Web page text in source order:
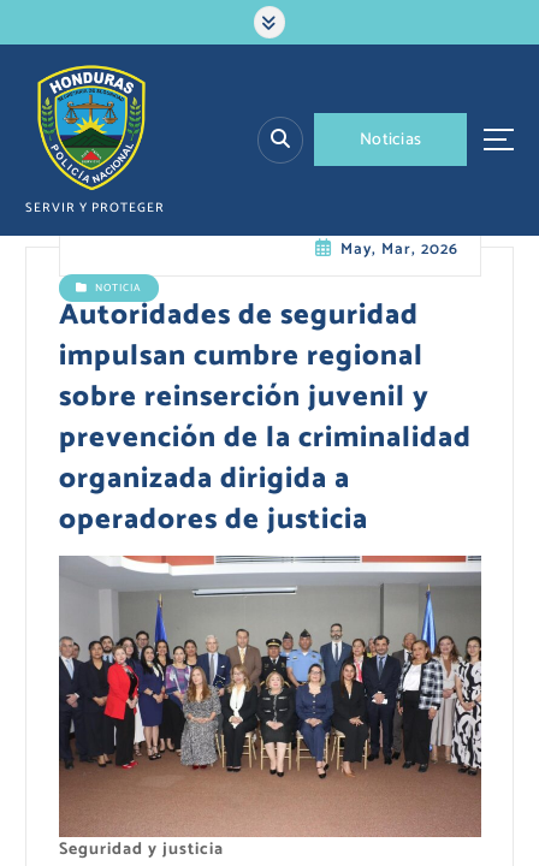
a
SERVIR Y PROTEGER
Noticias
May, Mar, 2026
NOTICIA
Autoridades de seguridad
impulsan cumbre regional
sobre reinserción juvenil y
prevención de la criminalidad
organizada dirigida a
operadores de justicia
Seguridad y justicia